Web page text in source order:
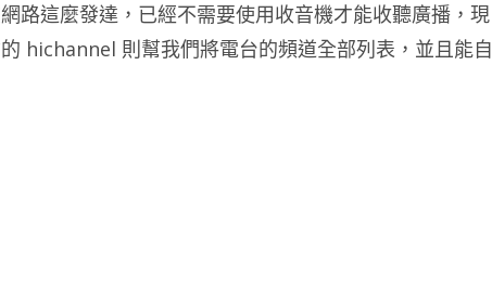
路這麼發達，已經不需要使用收音機才能收聽廣播，現
hichannel 則幫我們將電台的頻道全部列表，並且能自